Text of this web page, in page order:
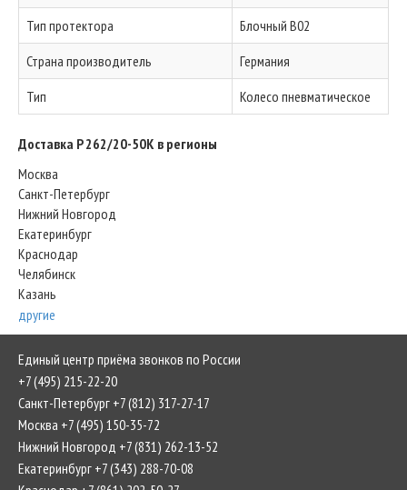
Тип протектора
Блочный B02
Страна производитель
Германия
Тип
Колесо пневматическое
Доставка P 262/20-50K в регионы
Москва
Санкт-Петербург
Нижний Новгород
Екатеринбург
Краснодар
Челябинск
Казань
другие
Единый центр приёма звонков по России
+7 (495) 215-22-20
Санкт-Петербург +7 (812) 317-27-17
Москва +7 (495) 150-35-72
Нижний Новгород +7 (831) 262-13-52
Екатеринбург +7 (343) 288-70-08